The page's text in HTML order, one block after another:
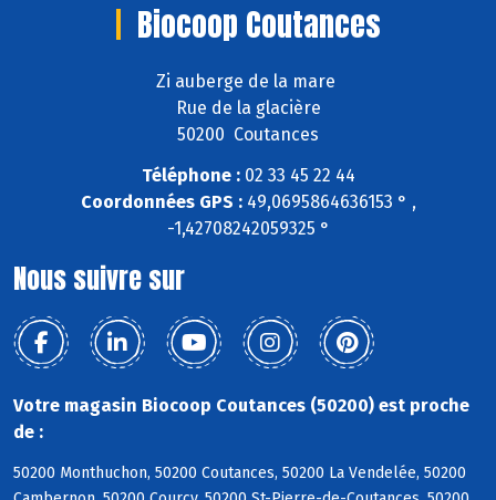
Biocoop Coutances
Zi auberge de la mare
Rue de la glacière
50200 Coutances
Téléphone :02 33 45 22 44
Coordonnées GPS :49,0695864636153 ° ,
-1,42708242059325 °
Nous suivre sur
Votre magasin Biocoop Coutances (50200) est proche
de :
50200 Monthuchon, 50200 Coutances, 50200 La Vendelée, 50200